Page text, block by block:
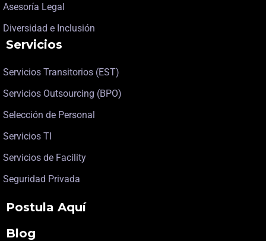
Asesoría Legal
Diversidad e Inclusión
Servicios
Servicios Transitorios (EST)
Servicios Outsourcing (BPO)
Selección de Personal
Servicios TI
Servicios de Facility
Seguridad Privada
Postula Aquí
Blog